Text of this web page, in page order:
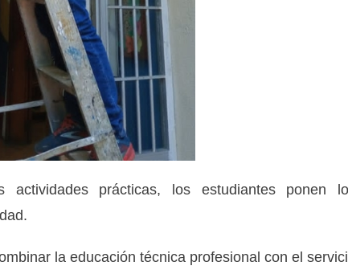
prácticas, los estudiantes ponen
la educación técnica profesional con el